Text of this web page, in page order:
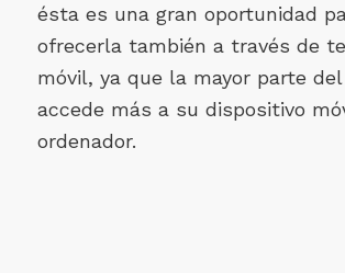
ésta es una gran oportunidad
ofrecerla también a través de
móvil, ya que la mayor parte
accede más a su dispositivo
ordenador.